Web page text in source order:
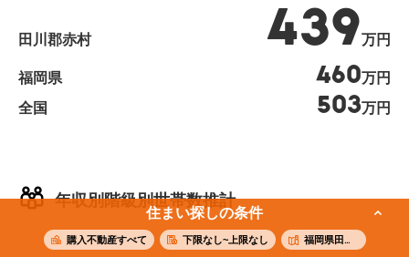
住まい探しの条件
購入不動産すべて 下限なし~上限なし 福岡県田川郡赤村
年収別階級別世帯数推計
田川郡赤村 439万円
福岡県 460万円
全国
503万円